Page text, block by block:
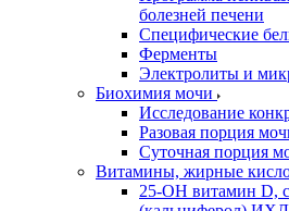
болезней печени
Специфические
Ферменты
Электролиты и
Биохимия мочи
Исследование
Разовая порция
Суточная порция
Витамины, жирные
25-OH витамин D,